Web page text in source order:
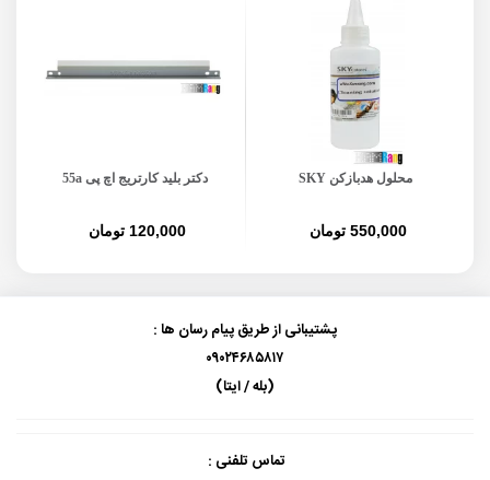
محلول هدبازکن SKY
550,000 تومان
دکتر بلید کارتریج اچ پی 55a
120,000 تومان
پشتیبانی از طریق پیام رسان ها :
۰۹۰۲۴۶۸۵۸۱۷
(بله / ایتا)
تماس تلفنی :